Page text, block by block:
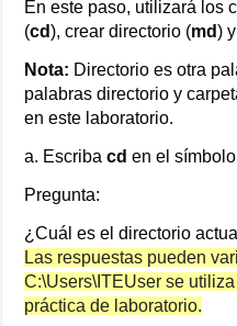
En este paso, utilizará los
(cd), crear directorio (md)
Nota: Directorio es otra
palabras directorio y
en este laboratorio.
a. Escribacd en el
Pregunta:
¿Cuál es el directorio
Las respuestas pueden
C:\Users\ITEUser se
práctica de laboratorio.